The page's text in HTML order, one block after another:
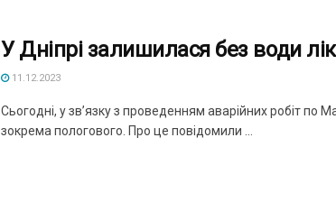
У Дніпрі залишилася без води
11.12.2023
Сьогодні, у зв’язку з проведенням аварійних робіт по
зокрема пологового. Про це повідомили ...